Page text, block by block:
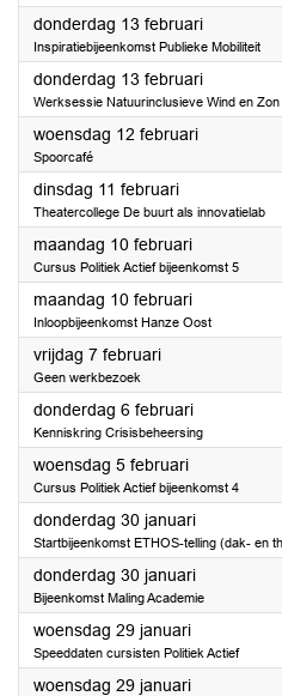
donderdag 13 februari2025
Inspiratiebijeenkomst Publieke Mobiliteit
donderdag 13 februari2025
Werksessie Natuurinclusieve Wind en Zon
woensdag 12 februari2025
Spoorcafé
dinsdag 11 februari2025
Theatercollege De buurt als innovatielab
maandag 10 februari2025
Cursus Politiek Actief bijeenkomst 5
maandag 10 februari2025
Inloopbijeenkomst Hanze Oost
vrijdag 7 februari2025
Geen werkbezoek
donderdag 6 februari2025
Kenniskring Crisisbeheersing
woensdag 5 februari2025
Cursus Politiek Actief bijeenkomst 4
donderdag 30 januari2025
Startbijeenkomst ETHOS-telling (dak- en
donderdag 30 januari2025
Bijeenkomst Maling Academie
woensdag 29 januari2025
Speeddaten cursisten Politiek Actief
woensdag 29 januari2025